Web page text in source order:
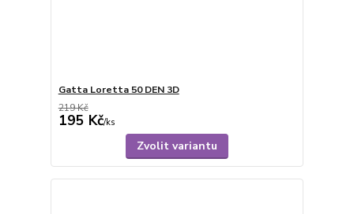
Gatta Loretta 50 DEN 3D
219 Kč
195 Kč/ks
Zvolit variantu